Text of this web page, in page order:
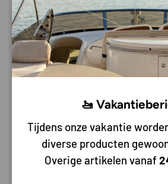
Pick-up beschikbaar bijBateau
Meestal klaar binnen 2-4 dagen
Bekijk winkelinformatie
Te vinden in:Aanleggen & ankeren
Bolfenders,Fenders & stootwillen
Gratis verzending vanaf 150 euro
Heeft u een vraag over
🚤
Tijdens onze vakantie
diverse producten
Overige artikelen vanaf